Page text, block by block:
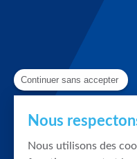
Continuer sans accepter
Nous
Nous utilisons des